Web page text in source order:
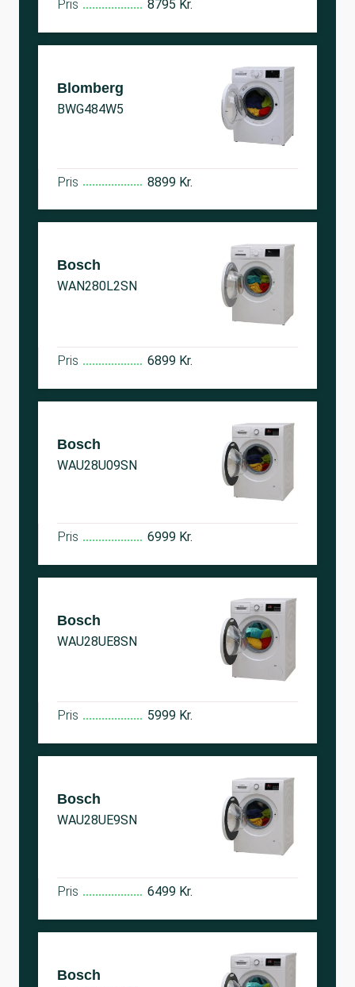
Pris 8795 Kr.
Blomberg
BWG484W5
Pris 8899 Kr.
Bosch
WAN280L2SN
Pris 6899 Kr.
Bosch
WAU28U09SN
Pris 6999 Kr.
Bosch
WAU28UE8SN
Pris 5999 Kr.
Bosch
WAU28UE9SN
Pris 6499 Kr.
Bosch